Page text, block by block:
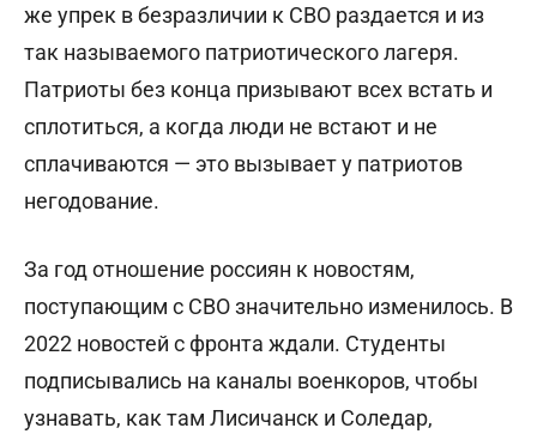
же упрек в безразличии к СВО раздается и из
так называемого патриотического лагеря.
Патриоты без конца призывают всех встать и
сплотиться, а когда люди не встают и не
сплачиваются — это вызывает у патриотов
негодование.
За год отношение россиян к новостям,
поступающим с СВО значительно изменилось. В
2022 новостей с фронта ждали. Студенты
подписывались на каналы военкоров, чтобы
узнавать, как там Лисичанск и Соледар,